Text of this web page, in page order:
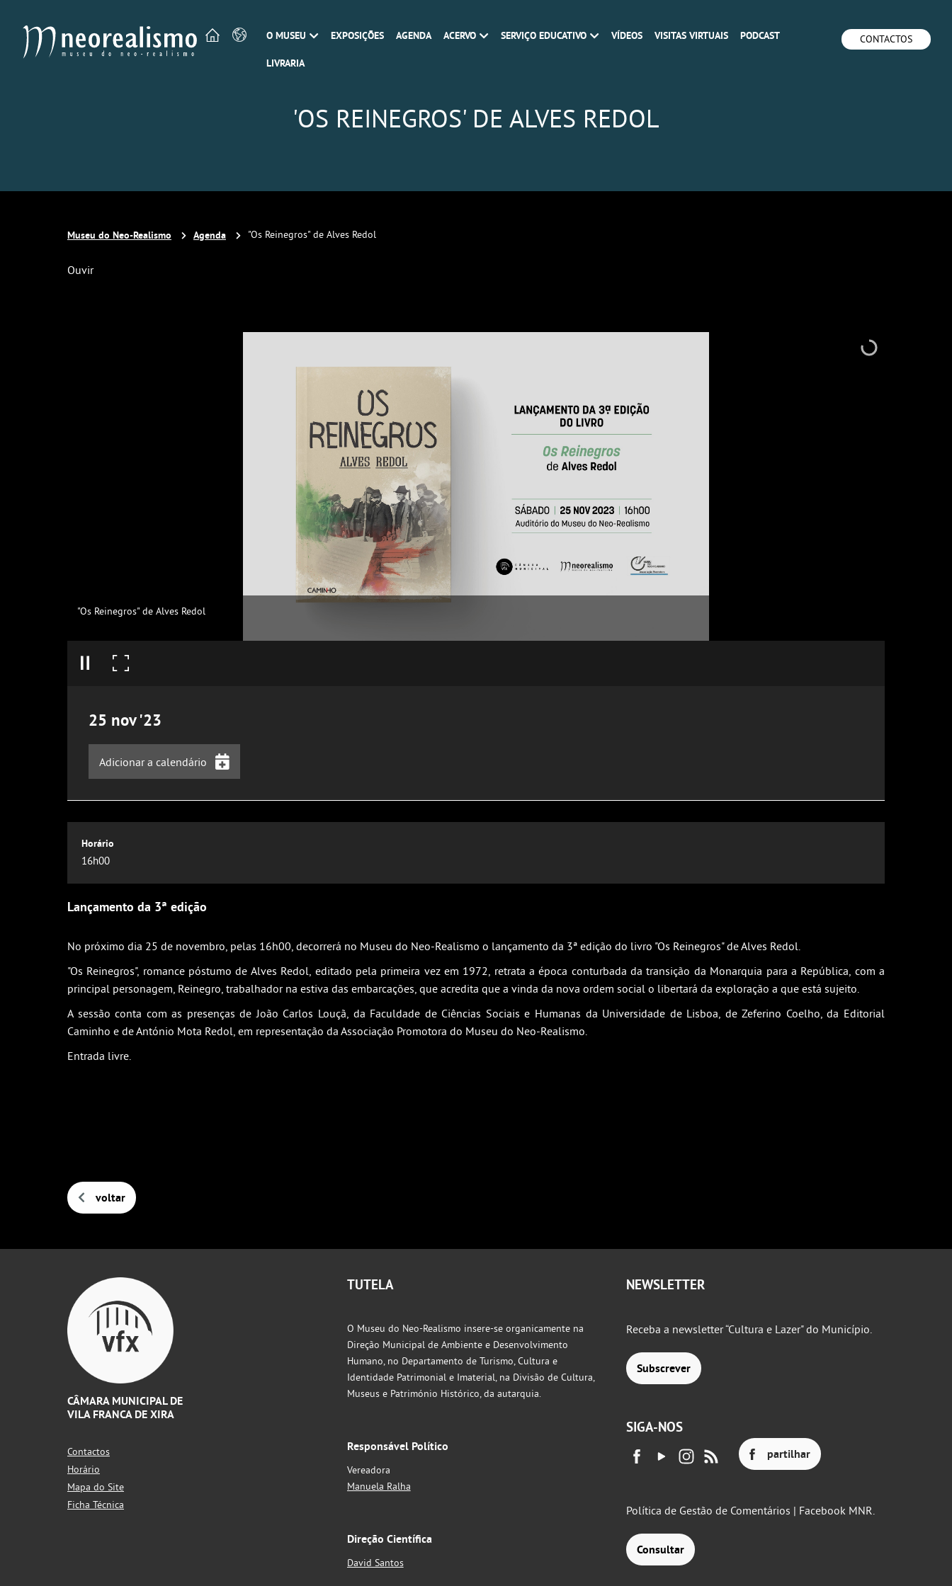
O MUSEU EXPOSIÇÕES AGENDA ACERVO SERVIÇO EDUCATIVO VÍDEOS VISITAS VIRTUAIS PODCAST
LIVRARIA
CONTACTOS
'OS REINEGROS' DE ALVES REDOL
Museu do Neo-Realismo Agenda "Os Reinegros" de Alves Redol
Ouvir
"Os Reinegros" de Alves Redol
25 nov '23
Adicionar a calendário
Outlook
Outlook Online
Yahoo! Calendar
16h00
Lançamento da 3ª edição
No próximo dia 25 de novembro, pelas 16h00, decorrerá no Museu do Neo-Realismo o lançamento da 3ª edição do livro "Os Reinegros" de Alves Redol.
"Os Reinegros", romance póstumo de Alves Redol, editado pela primeira vez em 1972, retrata a época conturbada da transição da Monarquia para a República, com a
principal personagem, Reinegro, trabalhador na estiva das embarcações, que acredita que a vinda da nova ordem social o libertará da exploração a que está sujeito.
A sessão conta com as presenças de João Carlos Louçã, da Faculdade de Ciências Sociais e Humanas da Universidade de Lisboa, de Zeferino Coelho, da Editorial
Caminho e de António Mota Redol, em representação da Associação Promotora do Museu do Neo-Realismo.
Entrada livre.
voltar
CÂMARA MUNICIPAL DE
VILA FRANCA DE XIRA
Contactos
Horário
Mapa do Site
Ficha Técnica
TUTELA
O Museu do Neo-Realismo insere-se organicamente na
Direção Municipal de Ambiente e Desenvolvimento
Humano, no Departamento de Turismo, Cultura e
Identidade Patrimonial e Imaterial, na Divisão de Cultura,
Museus e Património Histórico, da autarquia.
Responsável Político
Vereadora
Manuela Ralha
Direção Científica
David Santos
NEWSLETTER
Receba a newsletter “Cultura e Lazer" do Município.
Subscrever
SIGA-NOS
partilhar
Política de Gestão de Comentários | Facebook MNR.
Consultar